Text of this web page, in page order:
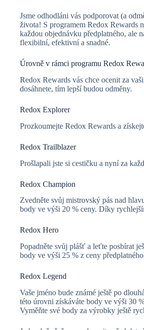
Jsme odhodláni vás podporovat (a
života! S programem Redox Rewards
každou objednávku předplatného, ale
flexibilní, efektivní a snadné.
Úrovně v rámci programu Redox
Redox Rewards vás chce ocenit za
dosáhnete, tím lepší budou odměny.
Redox Explorer
Prozkoumejte Redox Rewards a
Redox Trailblazer
Prošlapali jste si cestičku a nyní za
Redox Champion
Zvedněte svůj mistrovský pás nad
body ve výši 20 % ceny. Díky
Redox Hero
Popadněte svůj plášť a leťte posbírat
body ve výši 25 % z ceny
Redox Legend
Vaše jméno bude známé ještě po
této úrovni získáváte body ve výši 30
Vyměňte své body za výrobky ještě